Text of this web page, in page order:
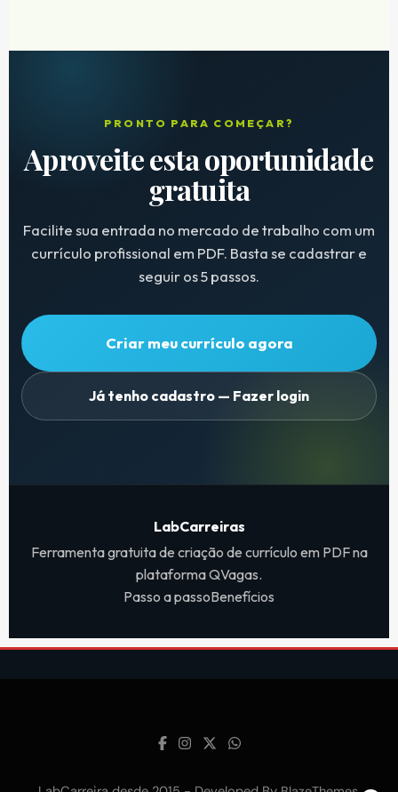
PRONTO PARA COMEÇAR?
Aproveite esta oportunidade
gratuita
Facilite sua entrada no mercado de trabalho com um
currículo profissional em PDF. Basta se cadastrar e
seguir os 5 passos.
Criar meu currículo agora
Já tenho cadastro — Fazer login
LabCarreiras
Ferramenta gratuita de criação de currículo em PDF na
plataforma QVagas.
Passo a passoBenefícios